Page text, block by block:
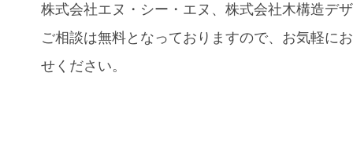
株式会社エヌ・シー・エヌ、株式会社木構造デ
ご相談は無料となっておりますので、お気軽に
せください。